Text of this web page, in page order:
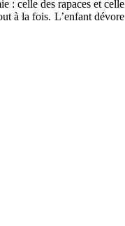
: celle des rapaces et celle
à la fois. L’enfant dévore